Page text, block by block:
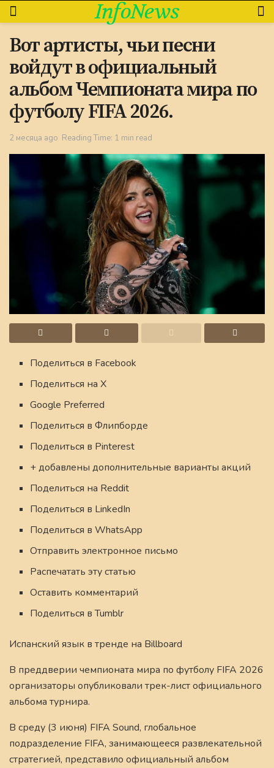
InfoNews
Вот артисты, чьи песни
войдут в официальный
альбом Чемпионата мира по
футболу FIFA 2026.
2 месяца ago Reading Time: 1 min read
Поделиться в Facebook
Поделиться на X
Google Preferred
Поделиться в Флипборде
Поделиться в Pinterest
+ добавлены дополнительные варианты акций
Поделиться на Reddit
Поделиться в LinkedIn
Поделиться в WhatsApp
Отправить электронное письмо
Распечатать эту статью
Оставить комментарий
Поделиться в Tumblr
Испанский язык в тренде на Billboard
В преддверии чемпионата мира по футболу FIFA 2026
организаторы опубликовали трек-лист официального
альбома турнира.
В среду (3 июня) FIFA Sound, глобальное
подразделение FIFA, занимающееся развлекательной
стратегией, представило официальный альбом